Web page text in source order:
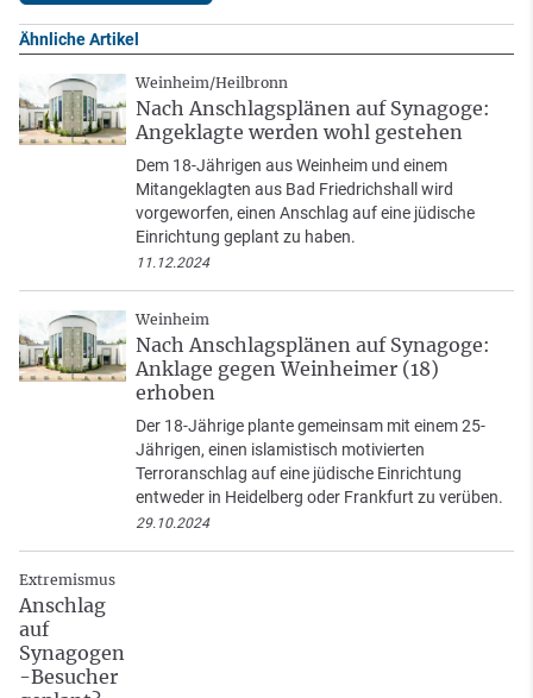
Ähnliche Artikel
Weinheim/Heilbronn
Nach Anschlagsplänen auf Synagoge:
Angeklagte werden wohl gestehen
Dem 18-Jährigen aus Weinheim und einem
Mitangeklagten aus Bad Friedrichshall wird
vorgeworfen, einen Anschlag auf eine jüdische
Einrichtung geplant zu haben.
11.12.2024
Weinheim
Nach Anschlagsplänen auf Synagoge:
Anklage gegen Weinheimer (18)
erhoben
Der 18-Jährige plante gemeinsam mit einem 25-
Jährigen, einen islamistisch motivierten
Terroranschlag auf eine jüdische Einrichtung
entweder in Heidelberg oder Frankfurt zu verüben.
29.10.2024
Extremismus
Anschlag
auf
Synagogen
-Besucher